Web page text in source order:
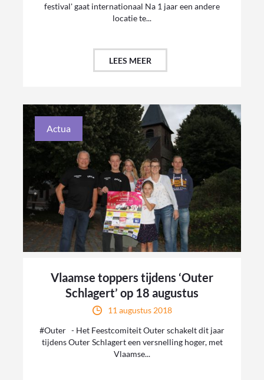
festival' gaat internationaal Na 1 jaar een andere
locatie te...
LEES MEER
Actua
Vlaamse toppers tijdens ‘Outer
Schlagert’ op 18 augustus
11 augustus 2018
#Outer - Het Feestcomiteit Outer schakelt dit jaar
tijdens Outer Schlagert een versnelling hoger, met
Vlaamse...